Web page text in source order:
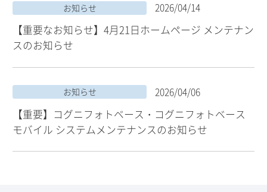
お知らせ 2026/04/14
【重要なお知らせ】4月21日ホームページ メンテナン
スのお知らせ
お知らせ 2026/04/06
【重要】コグニフォトベース・コグニフォトベース
モバイル システムメンテナンスのお知らせ